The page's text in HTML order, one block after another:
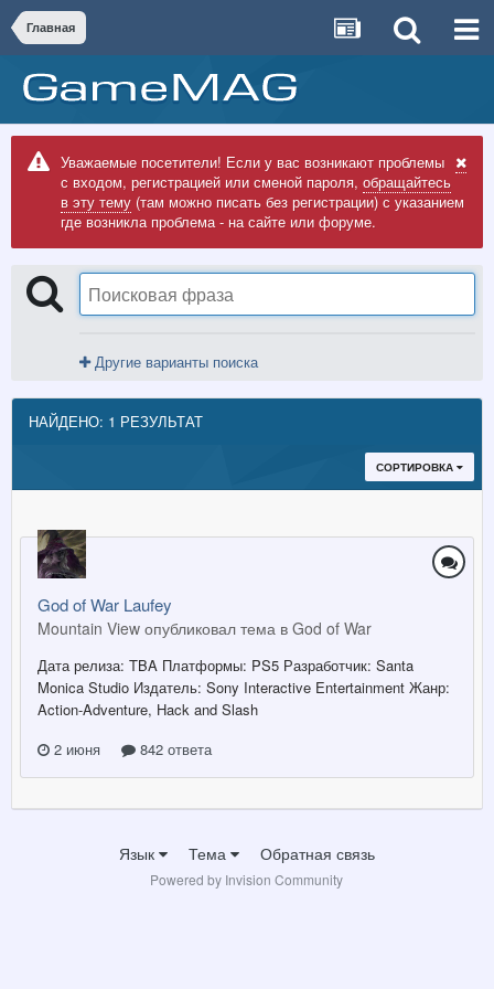
Главная
Уважаемые посетители! Если у вас возникают проблемы
с входом, регистрацией или сменой пароля, обращайтесь
в эту тему (там можно писать без регистрации) с указанием
где возникла проблема - на сайте или форуме.
Другие варианты поиска
НАЙДЕНО: 1 РЕЗУЛЬТАТ
СОРТИРОВКА
God of War Laufey
Mountain View опубликовал тема в God of War
Дата релиза: TBA Платформы: PS5 Разработчик: Santa
Monica Studio Издатель : Sony Interactive Entertainment Жанр:
Action-Adventure, Hack and Slash
2 июня
842 ответа
Язык Тема Обратная связь
Powered by Invision Community